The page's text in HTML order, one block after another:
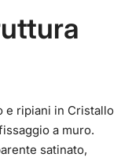
e ripiani in Cristallo
a muro.
satinato,